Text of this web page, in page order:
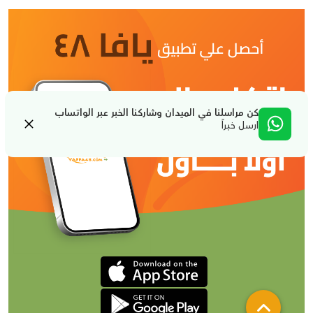
كن مراسلنا في الميدان وشاركنا الخبر عبر الواتساب
ارسل خبراً